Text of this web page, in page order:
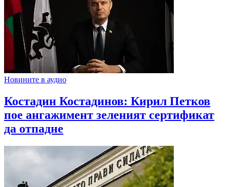
Новините в аудио
Костадин Костадинов: Кирил Петков
пое ангажимент зеленият сертификат
да отпадне